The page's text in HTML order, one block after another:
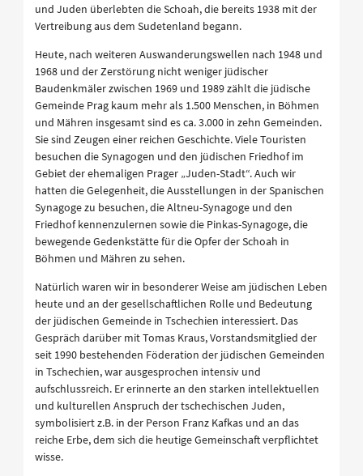
und Juden überlebten die Schoah, die bereits 1938 mit der
Vertreibung aus dem Sudetenland begann.
Heute, nach weiteren Auswanderungswellen nach 1948 und
1968 und der Zerstörung nicht weniger jüdischer
Baudenkmäler zwischen 1969 und 1989 zählt die jüdische
Gemeinde Prag kaum mehr als 1.500 Menschen, in Böhmen
und Mähren insgesamt sind es ca. 3.000 in zehn Gemeinden.
Sie sind Zeugen einer reichen Geschichte. Viele Touristen
besuchen die Synagogen und den jüdischen Friedhof im
Gebiet der ehemaligen Prager „Juden-Stadt“. Auch wir
hatten die Gelegenheit, die Ausstellungen in der Spanischen
Synagoge zu besuchen, die Altneu-Synagoge und den
Friedhof kennenzulernen sowie die Pinkas-Synagoge, die
bewegende Gedenkstätte für die Opfer der Schoah in
Böhmen und Mähren zu sehen.
Natürlich waren wir in besonderer Weise am jüdischen Leben
heute und an der gesellschaftlichen Rolle und Bedeutung
der jüdischen Gemeinde in Tschechien interessiert. Das
Gespräch darüber mit Tomas Kraus, Vorstandsmitglied der
seit 1990 bestehenden Föderation der jüdischen Gemeinden
in Tschechien, war ausgesprochen intensiv und
aufschlussreich. Er erinnerte an den starken intellektuellen
und kulturellen Anspruch der tschechischen Juden,
symbolisiert z.B. in der Person Franz Kafkas und an das
reiche Erbe, dem sich die heutige Gemeinschaft verpflichtet
wisse.